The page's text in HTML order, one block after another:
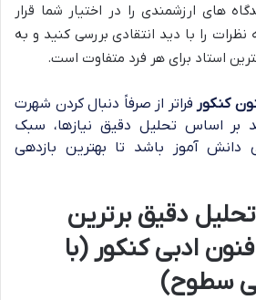
های ارزشمندی را در اختیار شما قرار
را با دید انتقادی بررسی کنید و به
استاد برای هر فرد متفاوت است.
کنکور فراتر از صرفاً دنبال کردن شهرت
بر اساس تحلیل دقیق نیازها، سبک
آموز باشد تا بهترین بازدهی
دقیق برترین
ادبی کنکور (با
سطوح)